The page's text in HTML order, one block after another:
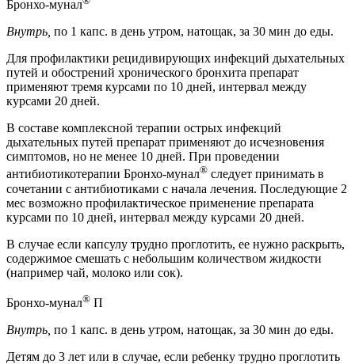
Бронхо-мунал
Внутрь, по 1 капс. в день утром, натощак, за 30 мин до еды.
Для профилактики рецидивирующих инфекций дыхательных
путей и обострений хронического бронхита препарат
применяют тремя курсами по 10 дней, интервал между
курсами 20 дней.
В составе комплексной терапии острых инфекций
дыхательных путей препарат применяют до исчезновения
симптомов, но не менее 10 дней. При проведении
антибиотикотерапии Бронхо-мунал® следует принимать в
сочетании с антибиотиками с начала лечения. Последующие 2
мес возможно профилактическое применение препарата
курсами по 10 дней, интервал между курсами 20 дней.
В случае если капсулу трудно проглотить, ее нужно раскрыть,
содержимое смешать с небольшим количеством жидкости
(например чай, молоко или сок).
Бронхо-мунал® П
Внутрь, по 1 капс. в день утром, натощак, за 30 мин до еды.
Детям до 3 лет или в случае, если ребенку трудно проглотить